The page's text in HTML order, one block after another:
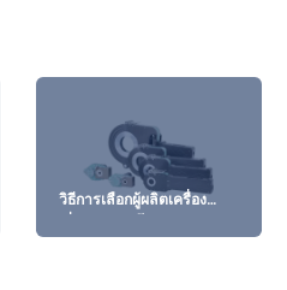
วิธีการเลือกผู้ผลิตเครื่อง